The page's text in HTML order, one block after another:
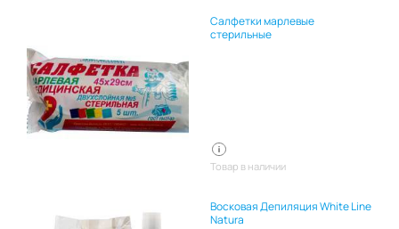
Салфетки марлевые
стерильные
Товар в наличии
Восковая Депиляция White Line
Natura